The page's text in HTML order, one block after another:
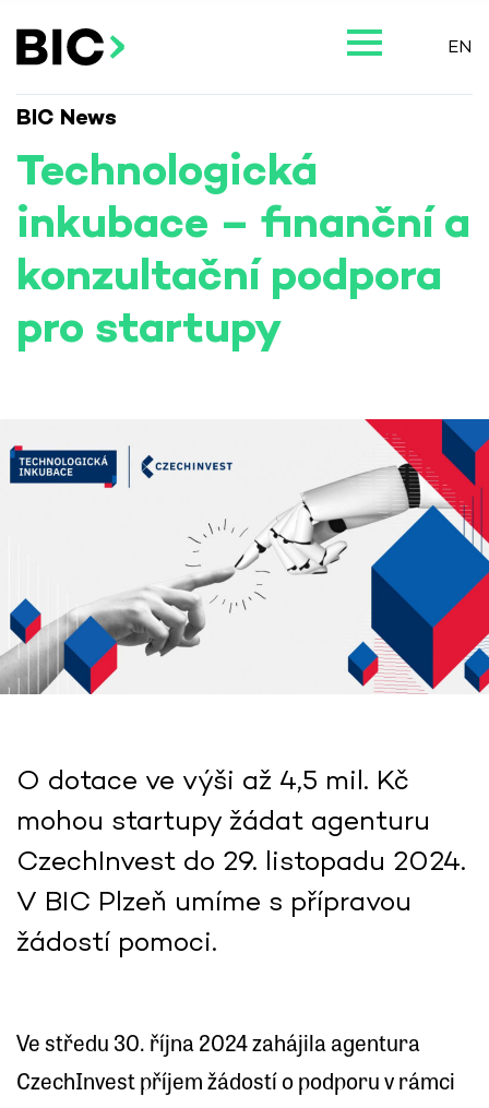
EN
BIC News
Technologická
inkubace – finanční a
konzultační podpora
pro startupy
O dotace ve výši až 4,5 mil. Kč
mohou startupy žádat agenturu
CzechInvest do 29. listopadu 2024.
V BIC Plzeň umíme s přípravou
žádostí pomoci.
Ve středu 30. října 2024 zahájila agentura
CzechInvest příjem žádostí o podporu v rámci